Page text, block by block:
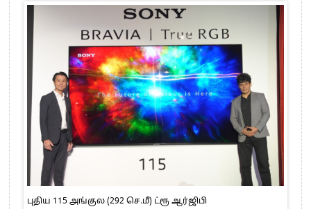
புதிய 115 அங்குல (292 செ.மீ) ட்ரூ ஆர்ஜிபி